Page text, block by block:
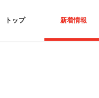
トップ 新着情報